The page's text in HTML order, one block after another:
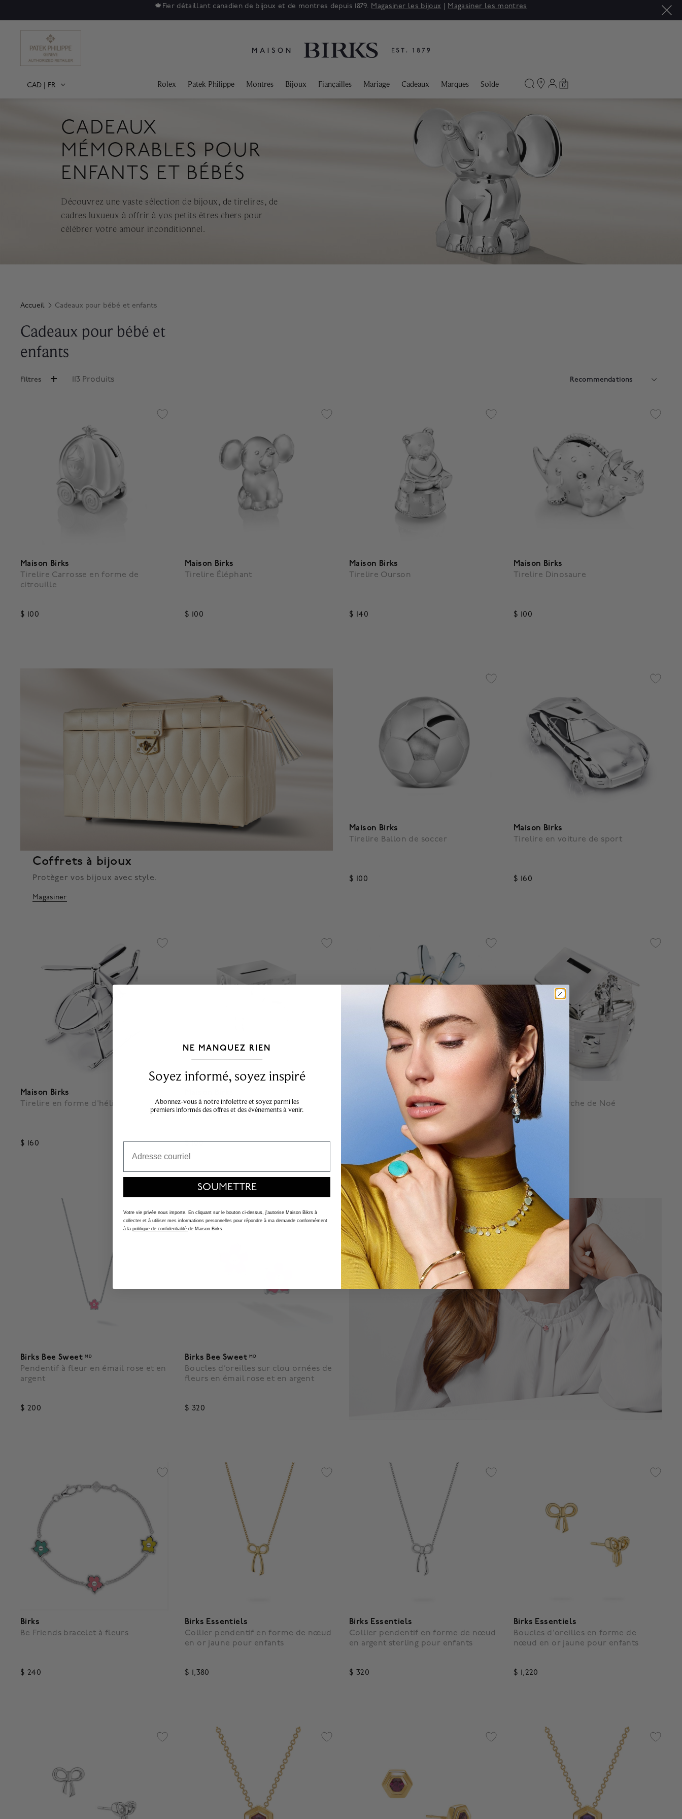
Soldes : jusqu'à 50% de rabais sur une sélection de bijoux raffinés.* Magasiner
CAD | FR Rolex Patek Philippe Montres Bijoux Fiançailles Mariage Cadeaux Marques Solde 0
CADEAUX
MÉMORABLES POUR
ENFANTS ET BÉBÉS
Découvrez une vaste sélection de bijoux, de tirelires, de
cadres luxueux à offrir à vos petits êtres chers pour
célébrer votre amour inconditionnel.
Accueil Cadeaux pour bébé et enfants
Cadeaux pour bébé et
enfants
Filtres 113 Produits
Maison Birks
Tirelire Carrosse en forme de
citrouille
$ 100
Maison Birks
Tirelire Éléphant
$ 100
Maison Birks
Tirelire Ourson
$ 140
Maison Birks
Tirelire Dinosaure
$ 100
Coffrets à bijoux
Protèger vos bijoux avec style.
Magasiner
Maison Birks
Tirelire Ballon de soccer
$ 100
Maison Birks
Tirelire en voiture de sport
$ 160
Maison Birks
Tirelire en forme d'hélicoptère
$ 160
Tirelire Bloc d'apprentissage
alphabet
$ 100
Birks Busy Bee
4,7 out of 5 Customer Rating
Maison Birks
Tirelire de l’Arche de Noé
$ 130
Birks Bee SweetMD
Pendentif à fleur en émail rose et en
argent
$ 200
Birks Bee SweetMD
Boucles d’oreilles sur clou ornées de
fleurs en émail rose et en argent
$ 320
Birks
Be Friends bracelet à fleurs
$ 240
Birks Essentiels
Collier pendentif en forme de nœud
en or jaune pour enfants
$ 1,380
Birks Essentiels
Collier pendentif en forme de nœud
en argent sterling pour enfants
$ 320
Birks Essentiels
Boucles d'oreilles en forme de
nœud en or jaune pour enfants
$ 1,220
NE MANQUEZ RIEN
Soyez informé, soyez inspiré
Abonnez-vous à notre infolettre et soyez parmi les
premiers informés des offres et des événements à venir.
SOUMETTRE
Votre vie privée nous importe. En cliquant sur le bouton ci-dessus, j'autorise Maison Bikrs à
collecter et à utiliser mes informations personnelles pour répondre à ma demande conformément
à la politique de confidentialité de Maison Birks.